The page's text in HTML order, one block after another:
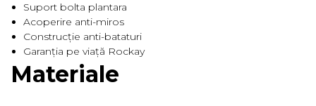
Suport bolta plantara
Acoperire anti-miros
Construcție anti-bataturi
Garanția pe viață Rockay
Materiale